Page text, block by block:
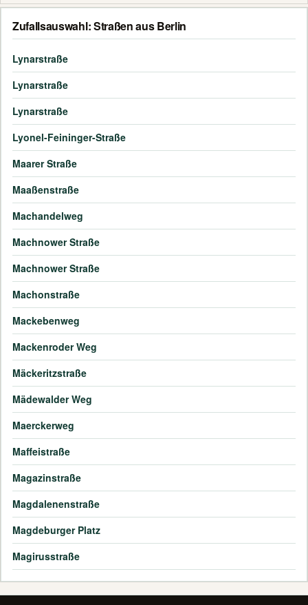
Zufallsauswahl: Straßen aus Berlin
Lynarstraße
Lynarstraße
Lynarstraße
Lyonel-Feininger-Straße
Maarer Straße
Maaßenstraße
Machandelweg
Machnower Straße
Machnower Straße
Machonstraße
Mackebenweg
Mackenroder Weg
Mäckeritzstraße
Mädewalder Weg
Maerckerweg
Maffeistraße
Magazinstraße
Magdalenenstraße
Magdeburger Platz
Magirusstraße